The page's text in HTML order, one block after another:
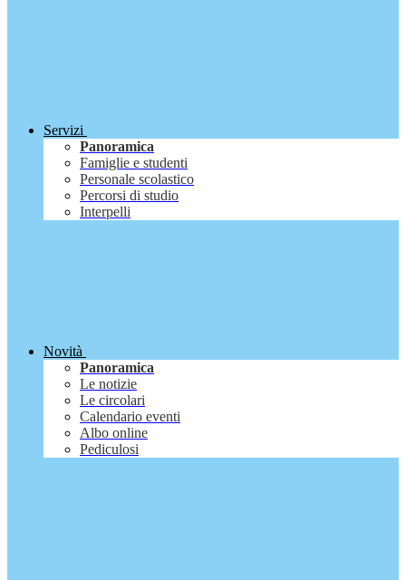
Servizi
Panoramica
Famiglie e studenti
Personale scolastico
Percorsi di studio
Interpelli
Novità
Panoramica
Le notizie
Le circolari
Calendario eventi
Albo online
Pediculosi